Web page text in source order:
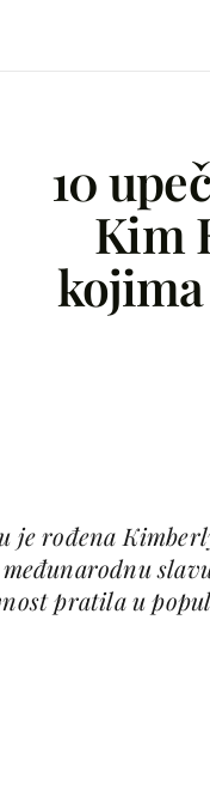
10
Kim
je rođena
pratila u